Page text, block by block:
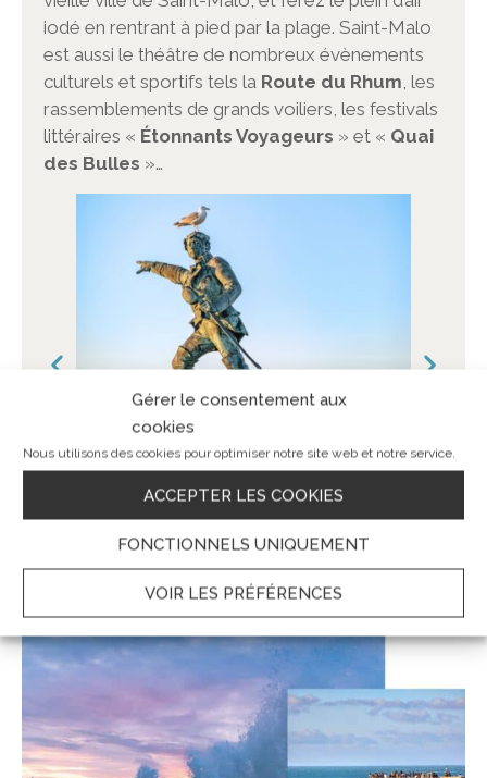
Gérer le consentement aux
cookies
Nous utilisons des cookies pour optimiser notre site web et notre service.
ACCEPTER LES COOKIES
FONCTIONNELS UNIQUEMENT
VOIR LES PRÉFÉRENCES
iodé en rentrant à pied par la plage. Saint-Malo
est aussi le théâtre de nombreux évènements
culturels et sportifs tels la Route du Rhum, les
rassemblements de grands voiliers, les festivals
littéraires « Étonnants Voyageurs » et « Quai
des Bulles »…